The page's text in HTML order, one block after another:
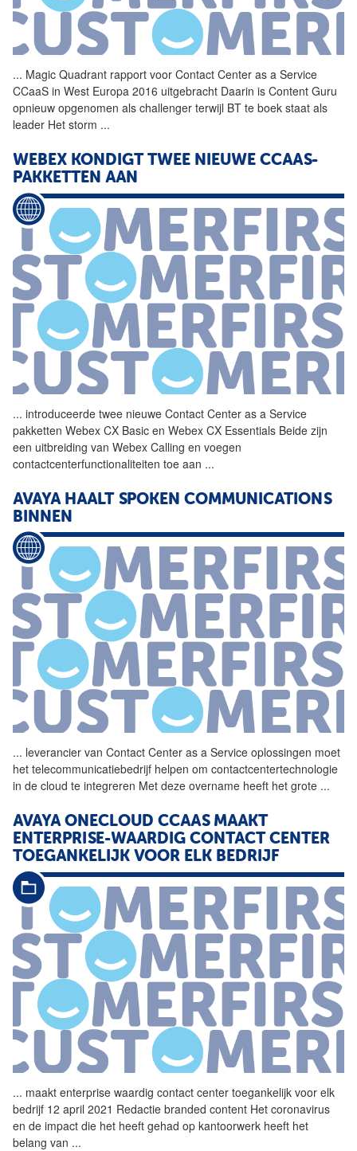
... Magic Quadrant rapport voor Contact Center as a Service
CCaaS in West Europa 2016 uitgebracht Daarin is Content Guru
opnieuw opgenomen als challenger terwijl BT te boek staat als
leader Het storm ...
WEBEX KONDIGT TWEE NIEUWE CCAAS-
PAKKETTEN AAN
... introduceerde twee nieuwe Contact Center as a Service
pakketten Webex CX Basic en Webex CX Essentials Beide zijn
een uitbreiding van Webex Calling en voegen
contactcenterfunctionaliteiten toe aan ...
AVAYA HAALT SPOKEN COMMUNICATIONS
BINNEN
... leverancier van Contact Center as a Service oplossingen moet
het telecommunicatiebedrijf helpen om contactcentertechnologie
in de cloud te integreren Met deze overname heeft het grote ...
AVAYA ONECLOUD CCAAS MAAKT
ENTERPRISE-WAARDIG CONTACT CENTER
TOEGANKELIJK VOOR ELK BEDRIJF
... maakt enterprise waardig contact center toegankelijk voor elk
bedrijf 12 april 2021 Redactie branded content Het coronavirus
en de impact die het heeft gehad op kantoorwerk heeft het
belang van ...